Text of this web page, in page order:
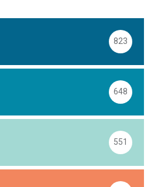
823
648
551